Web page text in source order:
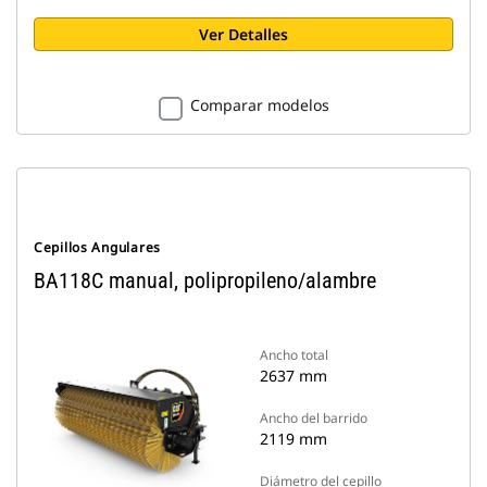
Ver Detalles
Comparar modelos
Cepillos Angulares
BA118C manual, polipropileno/alambre
Ancho total
2637 mm
Ancho del barrido
2119 mm
Diámetro del cepillo